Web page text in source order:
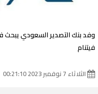
وفد بنك التصدير السعودي
فيتنام
الثلاثاء 7 نوفمبر 2023 00:21:10